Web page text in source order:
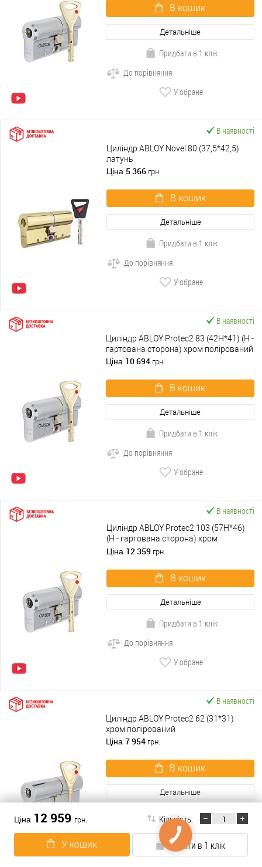
Ціна 12 959 грн. Кількість:
У кошик Купити в 1 клік
В кошик
Детальніше
Придбати в 1 клік
До порівняння
У обране
В наявності
Циліндр ABLOY Novel 80 (37,5*42,5)
латунь
Ціна 5 366 грн.
В кошик
Детальніше
Придбати в 1 клік
До порівняння
У обране
В наявності
Циліндр ABLOY Protec2 83 (42H*41) (H -
гартована сторона) хром полірований
Ціна 10 694 грн.
В кошик
Детальніше
Придбати в 1 клік
До порівняння
У обране
В наявності
Циліндр ABLOY Protec2 103 (57H*46)
(H - гартована сторона) хром
полірований
Ціна 12 359 грн.
В кошик
Детальніше
Придбати в 1 клік
До порівняння
У обране
В наявності
Циліндр ABLOY Protec2 62 (31*31)
хром полірований
Ціна 7 954 грн.
В кошик
Детальніше
Придбати в 1 клік
До порівняння
У обране